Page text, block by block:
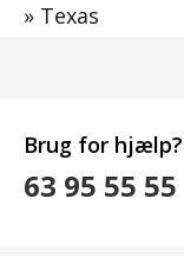
» Texas
Brug for hjælp?
63 95 55 55